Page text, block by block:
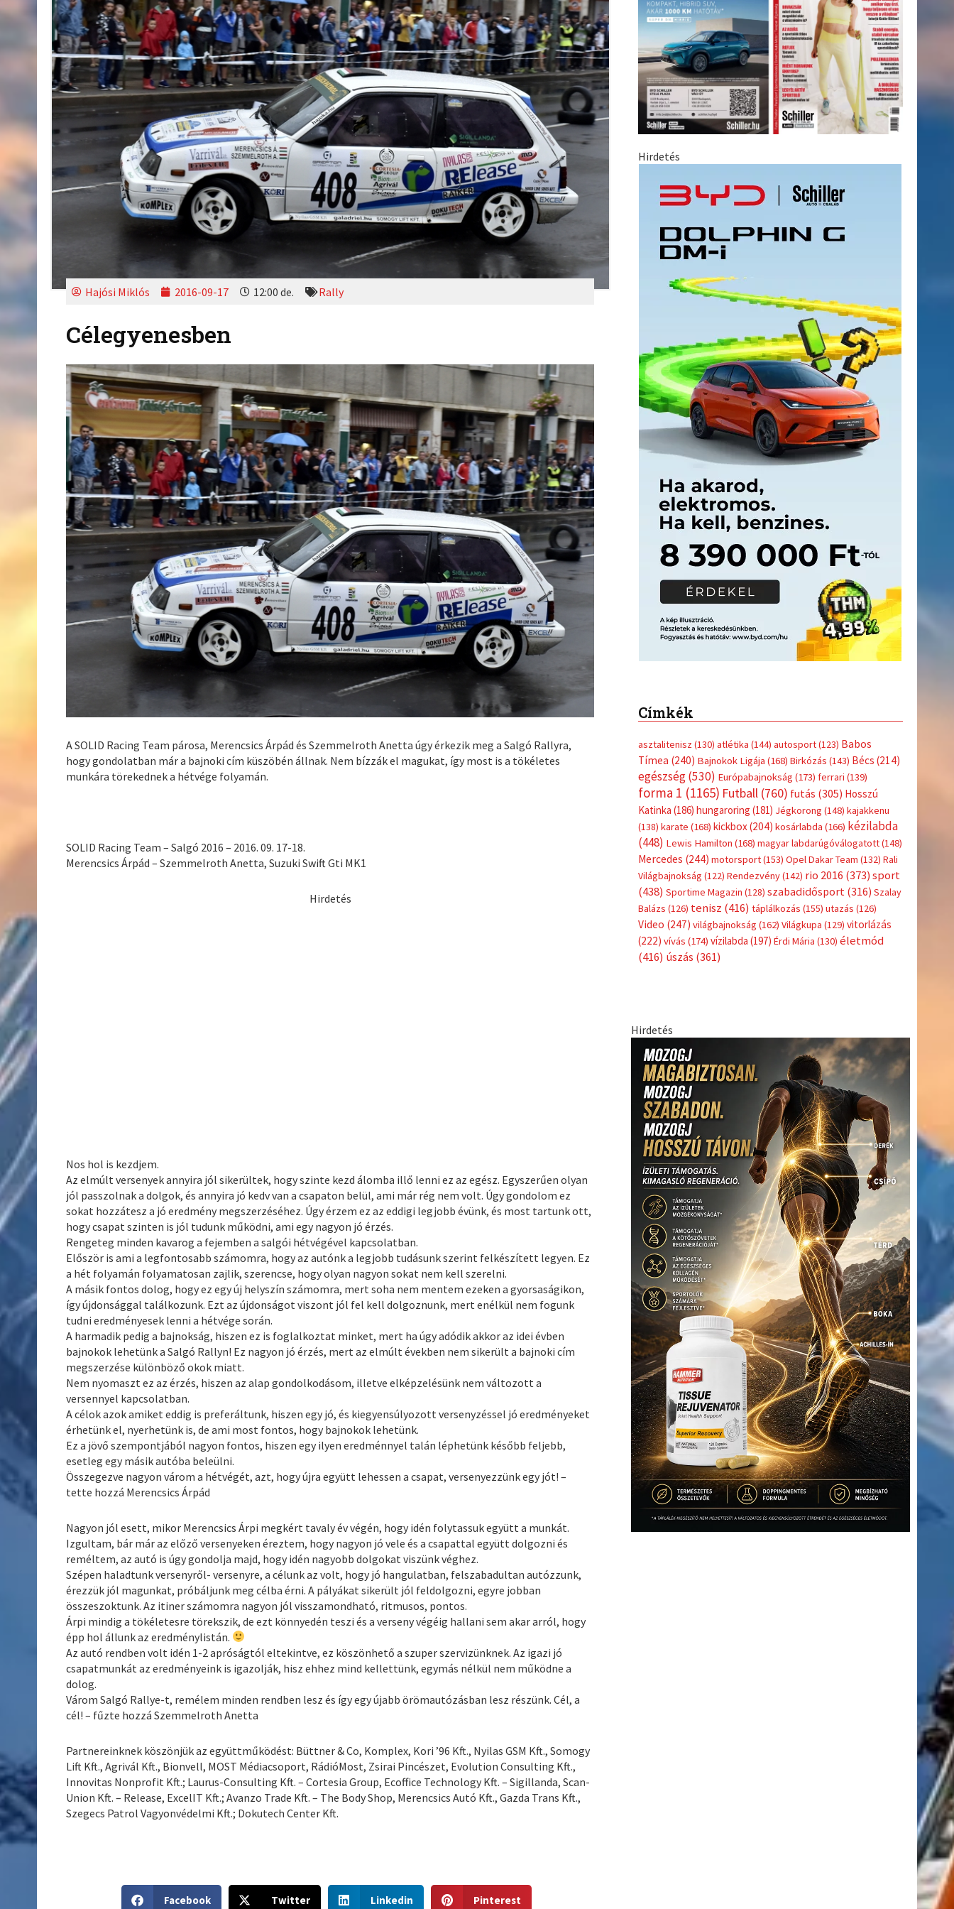
Hajósi Miklós 2016-09-17 12:00 de. Rally
Célegyenesben
A SOLID Racing Team párosa, Merencsics Árpád és Szemmelroth Anetta úgy érkezik meg a Salgó Rallyra,
hogy gondolatban már a bajnoki cím küszöbén állnak. Nem bízzák el magukat, így most is a tökéletes
munkára törekednek a hétvége folyamán.
SOLID Racing Team – Salgó 2016 – 2016. 09. 17-18.
Merencsics Árpád – Szemmelroth Anetta, Suzuki Swift Gti MK1
Hirdetés
Nos hol is kezdjem.
Az elmúlt versenyek annyira jól sikerültek, hogy szinte kezd álomba illő lenni ez az egész. Egyszerűen olyan
jól passzolnak a dolgok, és annyira jó kedv van a csapaton belül, ami már rég nem volt. Úgy gondolom ez
sokat hozzátesz a jó eredmény megszerzéséhez. Úgy érzem ez az eddigi legjobb évünk, és most tartunk ott,
hogy csapat szinten is jól tudunk működni, ami egy nagyon jó érzés.
Rengeteg minden kavarog a fejemben a salgói hétvégével kapcsolatban.
Először is ami a legfontosabb számomra, hogy az autónk a legjobb tudásunk szerint felkészített legyen. Ez
a hét folyamán folyamatosan zajlik, szerencse, hogy olyan nagyon sokat nem kell szerelni.
A másik fontos dolog, hogy ez egy új helyszín számomra, mert soha nem mentem ezeken a gyorsaságikon,
így újdonsággal találkozunk. Ezt az újdonságot viszont jól fel kell dolgoznunk, mert enélkül nem fogunk
tudni eredményesek lenni a hétvége során.
A harmadik pedig a bajnokság, hiszen ez is foglalkoztat minket, mert ha úgy adódik akkor az idei évben
bajnokok lehetünk a Salgó Rallyn! Ez nagyon jó érzés, mert az elmúlt években nem sikerült a bajnoki cím
megszerzése különböző okok miatt.
Nem nyomaszt ez az érzés, hiszen az alap gondolkodásom, illetve elképzelésünk nem változott a
versennyel kapcsolatban.
A célok azok amiket eddig is preferáltunk, hiszen egy jó, és kiegyensúlyozott versenyzéssel jó eredményeket
érhetünk el, nyerhetünk is, de ami most fontos, hogy bajnokok lehetünk.
Ez a jövő szempontjából nagyon fontos, hiszen egy ilyen eredménnyel talán léphetünk később feljebb,
esetleg egy másik autóba beleülni.
Összegezve nagyon várom a hétvégét, azt, hogy újra együtt lehessen a csapat, versenyezzünk egy jót! –
tette hozzá Merencsics Árpád
Nagyon jól esett, mikor Merencsics Árpi megkért tavaly év végén, hogy idén folytassuk együtt a munkát.
Izgultam, bár már az előző versenyeken éreztem, hogy nagyon jó vele és a csapattal együtt dolgozni és
reméltem, az autó is úgy gondolja majd, hogy idén nagyobb dolgokat viszünk véghez.
Szépen haladtunk versenyről- versenyre, a célunk az volt, hogy jó hangulatban, felszabadultan autózzunk,
érezzük jól magunkat, próbáljunk meg célba érni. A pályákat sikerült jól feldolgozni, egyre jobban
összeszoktunk. Az itiner számomra nagyon jól visszamondható, ritmusos, pontos.
Árpi mindig a tökéletesre törekszik, de ezt könnyedén teszi és a verseny végéig hallani sem akar arról, hogy
épp hol állunk az eredménylistán.
Az autó rendben volt idén 1-2 apróságtól eltekintve, ez köszönhető a szuper szervizünknek. Az igazi jó
csapatmunkát az eredményeink is igazolják, hisz ehhez mind kellettünk, egymás nélkül nem működne a
dolog.
Várom Salgó Rallye-t, remélem minden rendben lesz és így egy újabb örömautózásban lesz részünk. Cél, a
cél! – fűzte hozzá Szemmelroth Anetta
Partnereinknek köszönjük az együttműködést: Büttner & Co, Komplex, Kori ’96 Kft., Nyilas GSM Kft., Somogy
Lift Kft., Agrivál Kft., Bionvell, MOST Médiacsoport, RádióMost, Zsirai Pincészet, Evolution Consulting Kft.,
Innovitas Nonprofit Kft.; Laurus-Consulting Kft. – Cortesia Group, Ecoffice Technology Kft. – Sigillanda, Scan-
Union Kft. – Release, ExcelIT Kft.; Avanzo Trade Kft. – The Body Shop, Merencsics Autó Kft., Gazda Trans Kft.,
Szegecs Patrol Vagyonvédelmi Kft.; Dokutech Center Kft.
h
Facebook
h
Twitter
h
Linkedin
h
Pinterest
Hirdetés
Címkék
asztalitenisz (130) atlétika (144) autosport(123) Babos
Tímea (240) Bajnokok Ligája (168) Birkózás (143) Bécs (214)
egészség(530) Európabajnokság (173) ferrari (139)
forma 1 (1165) Futball(760) futás (305) Hosszú
Katinka (186) hungaroring (181) Jégkorong (148) kajakkenu
(138) karate (168) kickbox(204) kosárlabda (166) kézilabda
(448) Lewis Hamilton (168) magyar labdarúgóválogatott(148)
Mercedes (244) motorsport(153) Opel Dakar Team (132) Rali
Világbajnokság (122) Rendezvény(142) rio 2016 (373) sport
(438) Sportime Magazin (128) szabadidősport (316) Szalay
Balázs (126) tenisz (416) táplálkozás (155) utazás (126)
Video (247) világbajnokság (162) Világkupa (129) vitorlázás
(222) vívás (174) vízilabda (197) Érdi Mária (130) életmód
(416) úszás (361)
Hirdetés